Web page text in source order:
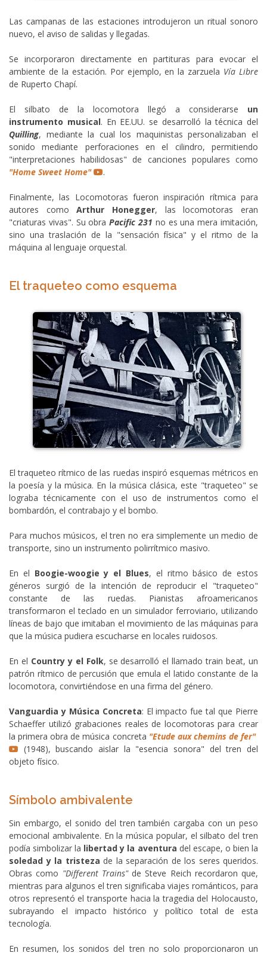
Las campanas de las estaciones introdujeron un ritual sonoro
nuevo, el aviso de salidas y llegadas.
Se incorporaron directamente en partituras para evocar el
ambiente de la estación. Por ejemplo, en la zarzuela Vía Libre
de Ruperto Chapí.
El silbato de la locomotora llegó a considerarse un
instrumento musical. En EE.UU. se desarrolló la técnica del
Quilling, mediante la cual los maquinistas personalizaban el
sonido mediante perforaciones en el cilindro, permitiendo
"interpretaciones habilidosas" de canciones populares como
"Home Sweet Home"
.
Finalmente, las Locomotoras fueron inspiración rítmica para
autores comoArthur Honegger, las locomotoras eran
"criaturas vivas". Su obraPacific 231 no es una mera imitación,
sino una traslación de la "sensación física" y el ritmo de la
máquina al lenguaje orquestal.
El traqueteo como esquema
El traqueteo rítmico de las ruedas inspiró esquemas métricos en
la poesía y la música. En la música clásica, este "traqueteo" se
lograba técnicamente con el uso de instrumentos como el
bombardón, el contrabajo y el bombo.
Para muchos músicos, el tren no era simplemente un medio de
transporte, sino un instrumento polirrítmico masivo.
En el Boogie-woogie y el Blues, el ritmo básico de estos
géneros surgió de la intención de reproducir el "traqueteo"
constante de las ruedas. Pianistas afroamericanos
transformaron el teclado en un simulador ferroviario, utilizando
líneas de bajo que imitaban el movimiento de las máquinas para
que la música pudiera escucharse en locales ruidosos.
En el Country y el Folk, se desarrolló el llamado train beat, un
patrón rítmico de percusión que emula el latido constante de la
locomotora, convirtiéndose en una firma del género.
Vanguardia y Música Concreta: El impacto fue tal que Pierre
Schaeffer utilizó grabaciones reales de locomotoras para crear
la primera obra de música concreta "Etude aux chemins de fer"
(1948), buscando aislar la "esencia sonora" del tren del
objeto físico.
Símbolo ambivalente
Sin embargo, el sonido del tren también cargaba con un peso
emocional ambivalente. En la música popular, el silbato del tren
podía simbolizar la libertad y la aventura del escape, o bien la
soledad y la tristeza de la separación de los seres queridos.
Obras como "Different Trains"de Steve Reich recordaron que,
mientras para algunos el tren significaba viajes románticos, para
otros representó el transporte hacia la tragedia del Holocausto,
subrayando el impacto histórico y político total de esta
tecnología.
En resumen, los sonidos del tren no solo proporcionaron un